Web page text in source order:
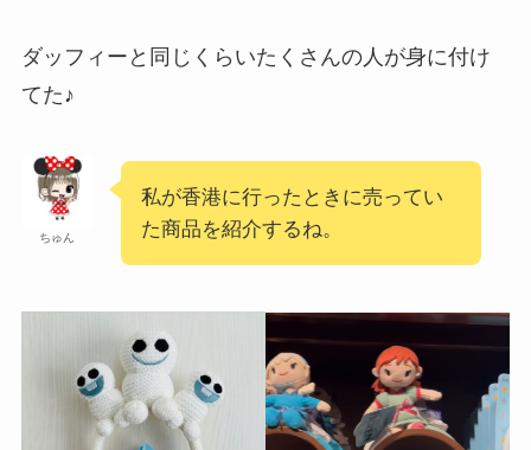
ダッフィーと同じくらいたくさんの人が身に付け
てた♪
ちゅん
私が香港に行ったときに売ってい
た商品を紹介するね。